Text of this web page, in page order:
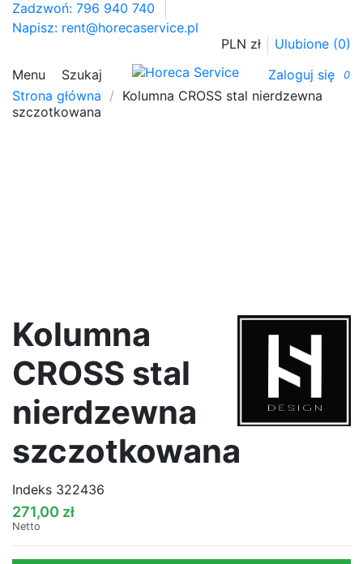
Zadzwoń: 796 940 740
Napisz: rent@horecaservice.pl
PLN zł
Ulubione (0)
Menu
Szukaj Zaloguj się 0
Strona główna
Kolumna CROSS stal nierdzewna
szczotkowana
Kolumna
CROSS stal
nierdzewna
szczotkowana
Indeks 322436
271,00 zł
Netto